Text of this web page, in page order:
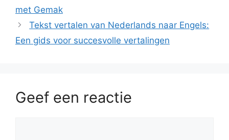
met Gemak
Tekst vertalen van Nederlands naar Engels:
Een gids voor succesvolle vertalingen
Geef een reactie